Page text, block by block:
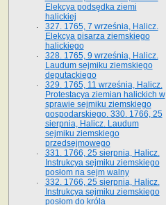
Elekcya podsędka ziemi
halickiej
327. 1765, 7 września, Halicz.
Elekcya pisarza ziemskiego
halickiego
328. 1765, 9 września, Halicz.
Laudum sejmiku ziemskiego
deputackiego
329. 1765, 11 września, Halicz.
Protestacya ziemian halickich w
sprawie sejmiku ziemskiego
gospodarskiego. 330. 1766, 25
sierpnia, Halicz. Laudum
sejmiku ziemskiego
przedsejmowego
331. 1766, 25 sierpnia, Halicz.
Instrukcya sejmiku ziemskiego
posłom na sejm walny
332. 1766, 25 sierpnia, Halicz.
Instrukcya sejmiku ziemskiego
posłom do króla